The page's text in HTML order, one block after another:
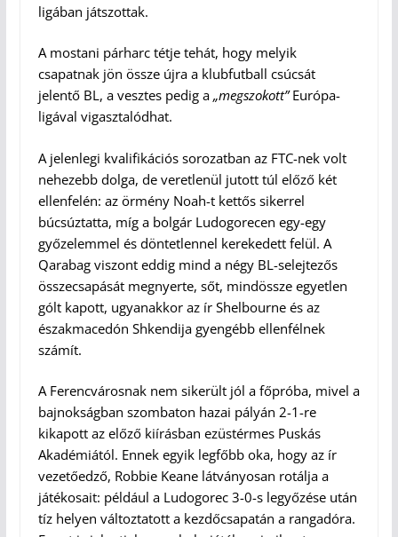
ligában játszottak.
A mostani párharc tétje tehát, hogy melyik
csapatnak jön össze újra a klubfutball csúcsát
jelentő BL, a vesztes pedig a „megszokott”Európa-
ligával vigasztalódhat.
A jelenlegi kvalifikációs sorozatban az FTC-nek volt
nehezebb dolga, de veretlenül jutott túl előző két
ellenfelén: az örmény Noah-t kettős sikerrel
búcsúztatta, míg a bolgár Ludogorecen egy-egy
győzelemmel és döntetlennel kerekedett felül. A
Qarabag viszont eddig mind a négy BL-selejtezős
összecsapását megnyerte, sőt, mindössze egyetlen
gólt kapott, ugyanakkor az ír Shelbourne és az
északmacedón Shkendija gyengébb ellenfélnek
számít.
A Ferencvárosnak nem sikerült jól a főpróba, mivel a
bajnokságban szombaton hazai pályán 2-1-re
kikapott az előző kiírásban ezüstérmes Puskás
Akadémiától. Ennek egyik legfőbb oka, hogy az ír
vezetőedző, Robbie Keane látványosan rotálja a
játékosait: például a Ludogorec 3-0-s legyőzése után
tíz helyen változtatott a kezdőcsapatán a rangadóra.